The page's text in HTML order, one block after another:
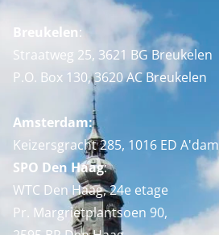
Breukelen:
Straatweg 25, 3621 BG Breukelen
P.O. Box 130, 3620 AC Breukelen
Amsterdam:
Keizersgracht 285, 1016 ED A'dam
SPO Den Haag:
WTC Den Haag, 24e etage
Pr. Margrietplantsoen 90,